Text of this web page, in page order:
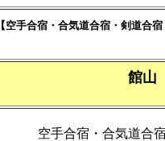
【空手合宿・合気道合宿・剣道
館
空手合宿・合気道合